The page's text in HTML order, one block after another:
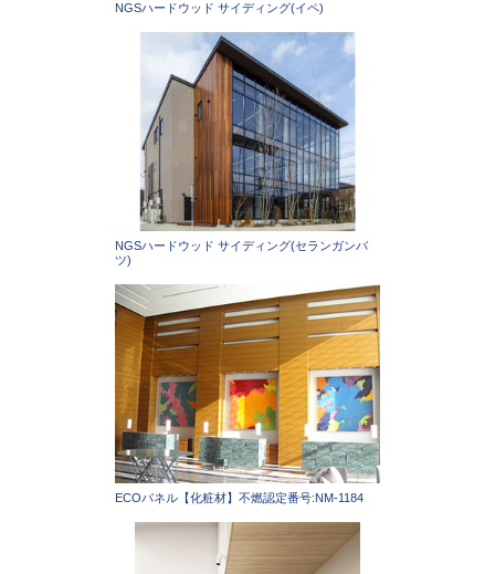
NGSハードウッド サイディング(イペ)
NGSハードウッド サイディング(セランガンバ
ツ)
ECOパネル【化粧材】不燃認定番号:NM-1184